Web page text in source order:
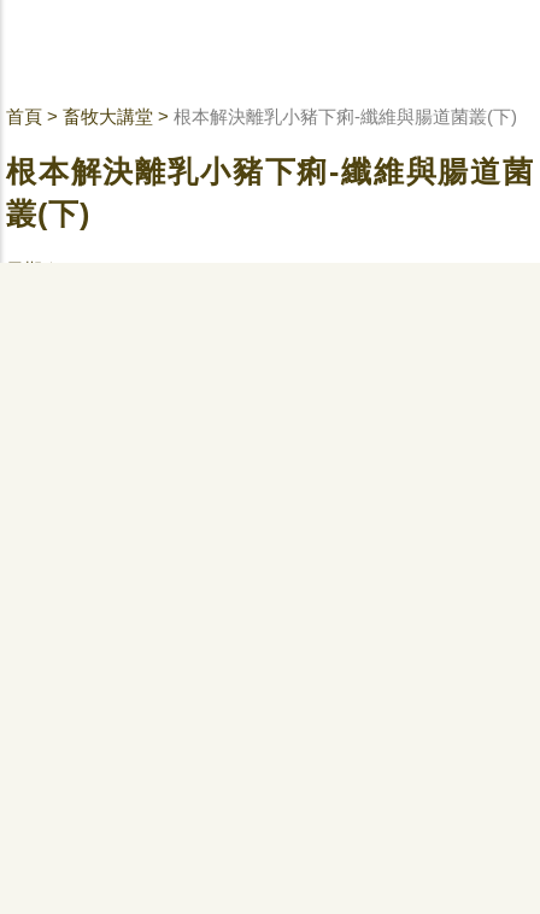
首頁 > 畜牧大講堂 > 根本解決離乳小豬下痢-纖維與腸道菌叢(下)
根本解決離乳小豬下痢-纖維與腸道菌
叢(下)
日期｜ 2023-05-26